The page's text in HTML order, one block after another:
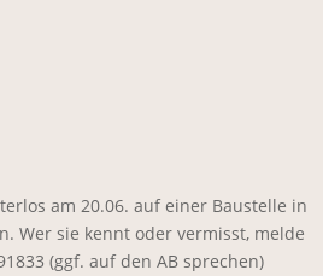
am 20.06. auf einer Baustelle in
Wer sie kennt oder vermisst, melde
(ggf. auf den AB sprechen)